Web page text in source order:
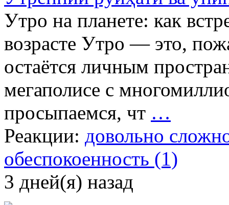
Утро на планете: как
возрасте Утро — это,
остаётся личным
мегаполисе с
просыпаемся, чт …
Реакции: довольно
обеспокоенность (1)
3 дней(я) назад